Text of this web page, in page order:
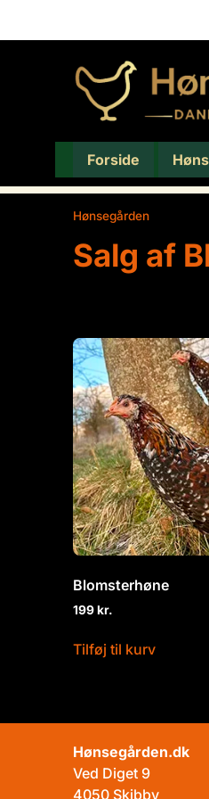
Forside
Hønsegården
Salg af
Blomsterhøne
199kr.
Tilføj til kurv
Hønsegården.dk
Ved Diget 9
4050 Skibby